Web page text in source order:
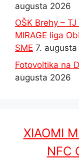
augusta 2026
OŠK Brehy –
MIRAGE liga
SME 7.
Fotovoltika na
augusta 2026
XIAOMI
NFC